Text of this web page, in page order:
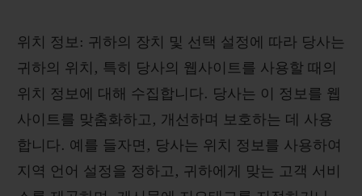
위치 정보: 귀하의 장치 및 선택 설정에 따라 당사는
귀하의 위치, 특히 당사의 웹사이트를 사용할 때의
위치 정보에 대해 수집합니다. 당사는 이 정보를 웹
사이트를 맞춤화하고, 개선하며 보호하는 데 사용
합니다. 예를 들자면, 당사는 위치 정보를 사용하여
지역 언어 설정을 정하고, 귀하에게 맞는 고객 서비